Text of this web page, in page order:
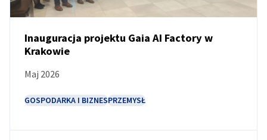
Inauguracja projektu Gaia AI Factory w
Krakowie
Maj 2026
GOSPODARKA I BIZNESPRZEMYSŁ